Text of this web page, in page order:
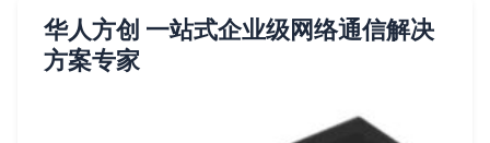
华人方创 一站式企业级网络通信解决
方案专家